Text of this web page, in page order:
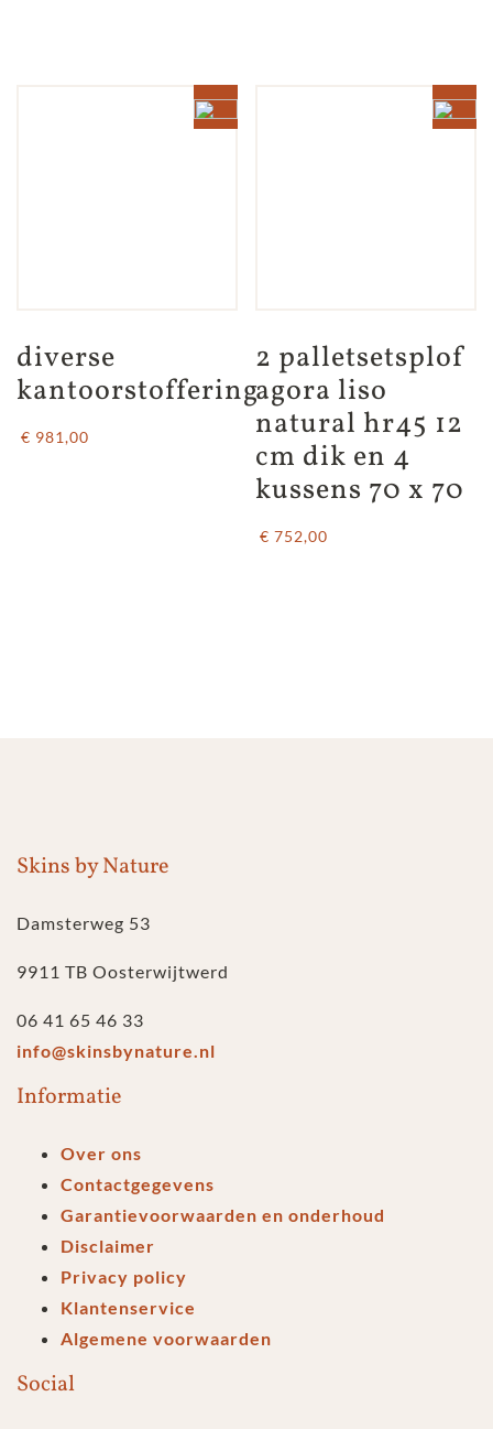
diverse
kantoorstoffering
€ 981,00
2 palletsetsplof
agora liso
natural hr45 12
cm dik en 4
kussens 70 x 70
€ 752,00
Skins by Nature
Damsterweg 53
9911 TB Oosterwijtwerd
06 41 65 46 33
info@skinsbynature.nl
Informatie
Over ons
Contactgegevens
Garantievoorwaarden en onderhoud
Disclaimer
Privacy policy
Klantenservice
Algemene voorwaarden
Social